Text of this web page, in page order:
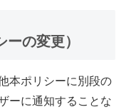
の変更）
本ポリシーに別段の
ーに通知することな